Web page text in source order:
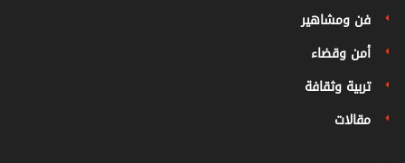
فن ومشاهير
أمن وقضاء
تربية وثقافة
مقالات